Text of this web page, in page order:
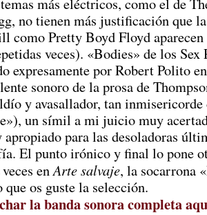
más eléctricos, como el de
no tienen más justificación que
como Pretty Boyd Floyd aparecen
veces). «Bodies» de los Sex
expresamente por Robert Polito
sonoro de la prosa de
y avasallador, tan
un símil a mi juicio muy
para las desoladoras
El punto irónico y final lo pone
enArte salvaje, la socarrona
que os guste la selección.
la banda sonora completa